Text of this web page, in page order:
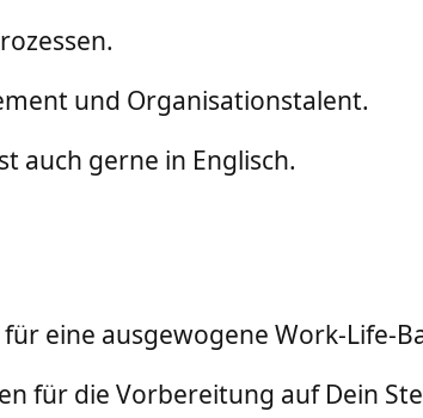
und Organisationstalent.
auch gerne in Englisch.
eine ausgewogene Work-Life-
für die Vorbereitung auf Dein